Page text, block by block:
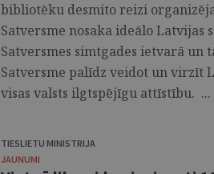
bibliotēku desmito reizi
Satversme nosaka ideālo
Satversmes simtgades ietvarā
Satversme palīdz veidot un virzīt
visas valsts ilgtspējīgu attīstību. ...
TIESLIETU MINISTRIJA
JAUNUMI